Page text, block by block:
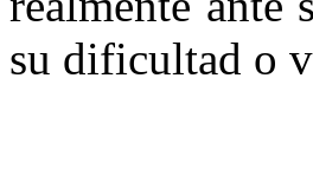
su dificultad o